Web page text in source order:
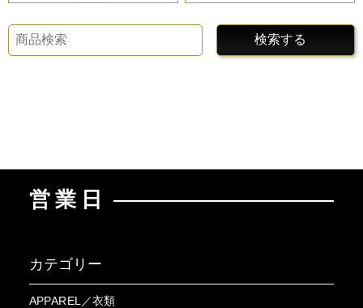
検索する
営業日
カテゴリー
APPAREL／衣類